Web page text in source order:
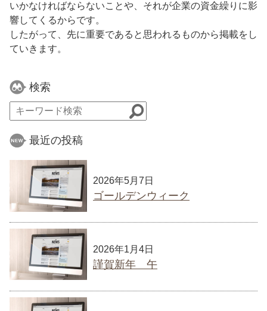
いかなければならないことや、それが企業の資金繰りに影
響してくるからです。
したがって、先に重要であると思われるものから掲載をし
ていきます。
検索
最近の投稿
2026年5月7日
ゴールデンウィーク
2026年1月4日
謹賀新年 午